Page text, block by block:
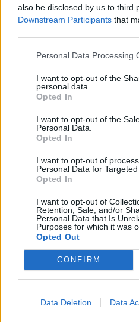
also be disclosed by us to third
Downstream Participants that
Personal Data Processing
I want to opt-out of the
personal data.
Opted In
I want to opt-out of the
Personal Data.
Opted In
I want to opt-out of
Personal Data for Targeted
Opted In
I want to opt-out of
Retention, Sale, and/or
Personal Data that Is
Purposes for which it was
Opted Out
CONFIRM
Data Deletion Data
ΠΟΛΙΤΙΚΗ
Σταύρος
δημιουργεί νέα και
υλοποίηση του GSI
06/08/2026 - 12:46